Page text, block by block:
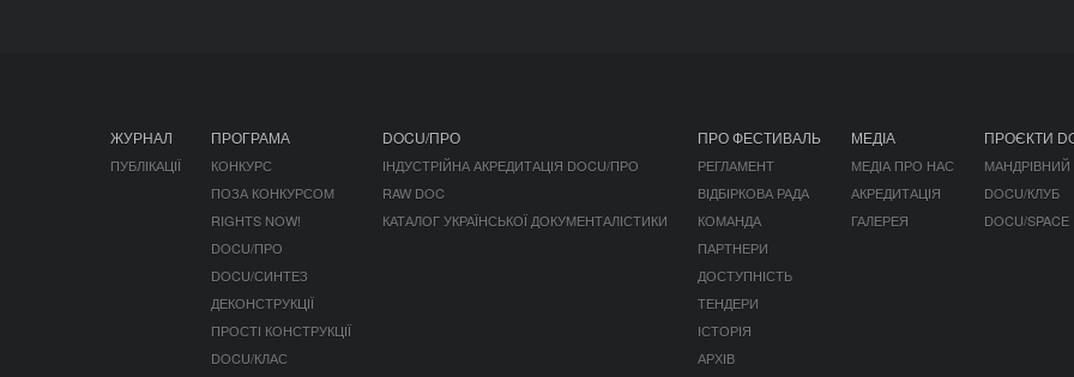
ЖУРНАЛ
ПУБЛІКАЦІЇ
ПРОГРАМА
КОНКУРС
ПОЗА КОНКУРСОМ
RIGHTS NOW!
DOCU/ПРО
DOCU/СИНТЕЗ
ДЕКОНСТРУКЦІЇ
ПРОСТІ КОНСТРУКЦІЇ
DOCU/КЛАС
DOCU/ПРО
ІНДУСТРІЙНА АКРЕДИТАЦІЯ DOCU/ПРО
RAW DOC
КАТАЛОГ УКРАЇНСЬКОЇ ДОКУМЕНТАЛІСТИКИ
ПРО ФЕСТИВАЛЬ
РЕГЛАМЕНТ
ВІДБІРКОВА РАДА
КОМАНДА
ПАРТНЕРИ
ДОСТУПНІСТЬ
ТЕНДЕРИ
ІСТОРІЯ
АРХІВ
МЕДІА
МЕДІА ПРО НАС
АКРЕДИТАЦІЯ
ГАЛЕРЕЯ
ПРОЄКТИ
DOCU/КЛУБ
DOCU/SPACE